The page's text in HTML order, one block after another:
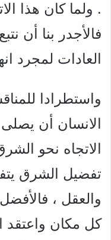
. ولما كان هذا
فالأجدر بنا أن
العادات لمجرد
واستطرادا
الانسان أن
الاتجاه نحو
تفضيل الشرق
والعقل ،
كل مكان واعتقد